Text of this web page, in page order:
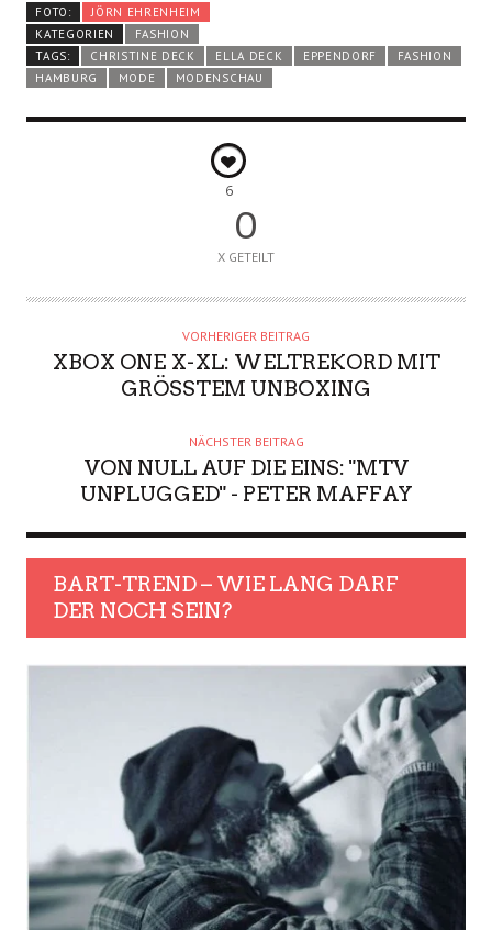
FOTO:
JÖRN EHRENHEIM
KATEGORIEN
FASHION
TAGS:
CHRISTINE DECK ELLA DECK EPPENDORF
FASHION
HAMBURG
MODE MODENSCHAU
6
0
X GETEILT
VORHERIGER BEITRAG
XBOX ONE X-XL: WELTREKORD MIT
GRÖSSTEM UNBOXING
NÄCHSTER BEITRAG
VON NULL AUF DIE EINS: "MTV
UNPLUGGED" - PETER MAFFAY
BART-TREND – WIE LANG DARF
DER NOCH SEIN?